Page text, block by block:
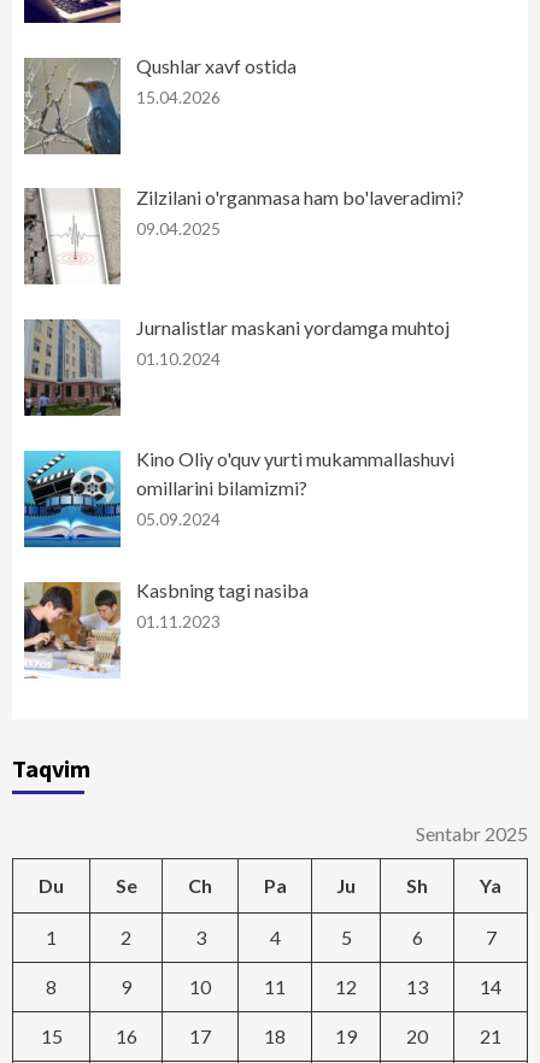
Qushlar xavf ostida
15.04.2026
Zilzilani o'rganmasa ham bo'laveradimi?
09.04.2025
Jurnalistlar maskani yordamga muhtoj
01.10.2024
Kino Oliy o'quv yurti mukammallashuvi
omillarini bilamizmi?
05.09.2024
Kasbning tagi nasiba
01.11.2023
Taqvim
Sentabr 2025
Du Se Ch Pa Ju Sh Ya
1 2 3 4 5 6 7
8 9 10 11 12 13 14
15 16 17 18 19 20 21